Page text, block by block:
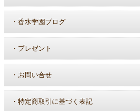
・ 香水学園ブログ
・ プレゼント
・ お問い合せ
・ 特定商取引に基づく表記